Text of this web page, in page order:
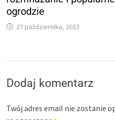
ogrodzie
27 października, 2023
Dodaj komentarz
Twój adres email nie zostanie